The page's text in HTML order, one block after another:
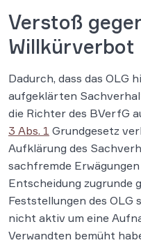
Verstoß
Willkürverbot
Dadurch, dass das OLG
aufgeklärten
die Richter des BVerfG
3 Abs. 1 Grundgesetz
Aufklärung des
sachfremde
Entscheidung zugrunde
Feststellungen des OLG
nicht aktiv um eine
Verwandten bemüht